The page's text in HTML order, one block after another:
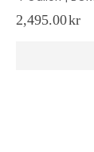
2,495.00kr